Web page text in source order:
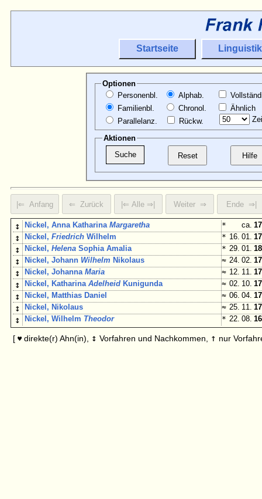
Startseite Linguistik
Optionen
Personenbl.
Familienbl.
Parallelanz.
Alphab.
Chronol.
Rückw.
Ähnlich
Aktionen
↕ Nickel, Anna KatharinaMargaretha * ca.
↕ Nickel,Friedrich Wilhelm * 16. 01.
↕ Nickel,Helena Sophia Amalia * 29. 01.
↕ Nickel, Johann Wilhelm Nikolaus ≈ 24. 02.
↕ Nickel, JohannaMaria ≈ 12. 11.
↕ Nickel, KatharinaAdelheid Kunigunda ≈ 02. 10.
↕ Nickel, Matthias Daniel ≈ 06. 04.
↕ Nickel, Nikolaus ≈ 25. 11.
↕ Nickel, Wilhelm Theodor * 22. 08.
[ ♥ direkte(r) Ahn(in), ↕ Vorfahren und Nachkommen, ↑ nur